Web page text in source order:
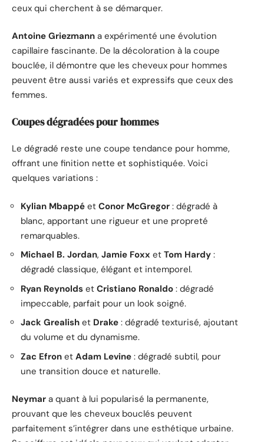
ceux qui cherchent à se démarquer.
Antoine Griezmann a expérimenté une évolution
capillaire fascinante. De la décoloration à la coupe
bouclée, il démontre que les cheveux pour hommes
peuvent être aussi variés et expressifs que ceux des
femmes.
Coupes dégradées pour hommes
Le dégradé reste une coupe tendance pour homme,
offrant une finition nette et sophistiquée. Voici
quelques variations :
Kylian Mbappé et Conor McGregor : dégradé à
blanc, apportant une rigueur et une propreté
remarquables.
Michael B. Jordan, Jamie Foxx et Tom Hardy :
dégradé classique, élégant et intemporel.
Ryan Reynolds et Cristiano Ronaldo : dégradé
impeccable, parfait pour un look soigné.
Jack Grealish et Drake : dégradé texturisé, ajoutant
du volume et du dynamisme.
Zac Efron et Adam Levine : dégradé subtil, pour
une transition douce et naturelle.
Neymar a quant à lui popularisé la permanente,
prouvant que les cheveux bouclés peuvent
parfaitement s’intégrer dans une esthétique urbaine.